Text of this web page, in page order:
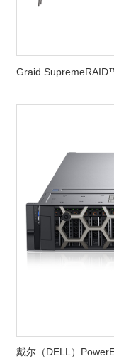
Graid
戴尔（DELL）